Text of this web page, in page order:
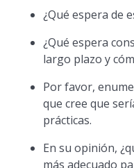
¿Qué espera de
¿Qué espera
largo plazo y
Por favor,
que cree que
prácticas.
En su opinión,
más adecuado